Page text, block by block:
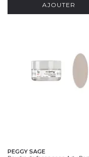
AJOUTER
PEGGY SAGE